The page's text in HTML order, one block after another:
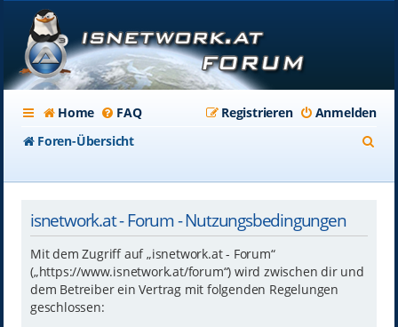
Home FAQ Anmelden
Registrieren
Foren-Übersicht
isnetwork.at - Forum - Nutzungsbedingungen
Mit dem Zugriff auf „isnetwork.at - Forum“
(„https://www.isnetwork.at/forum“) wird zwischen dir und
dem Betreiber ein Vertrag mit folgenden Regelungen
geschlossen: